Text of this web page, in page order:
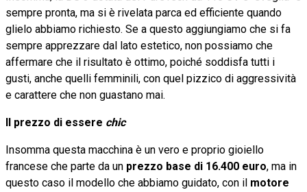
sempre pronta, ma si è rivelata parca ed efficiente quando
glielo abbiamo richiesto. Se a questo aggiungiamo che si fa
sempre apprezzare dal lato estetico, non possiamo che
affermare che il risultato è ottimo, poiché soddisfa tutti i
gusti, anche quelli femminili, con quel pizzico di aggressività
e carattere che non guastano mai.
Il prezzo di essere chic
Insomma questa macchina è un vero e proprio gioiello
francese che parte da un prezzo base di 16.400 euro, ma in
questo caso il modello che abbiamo guidato, con il motore